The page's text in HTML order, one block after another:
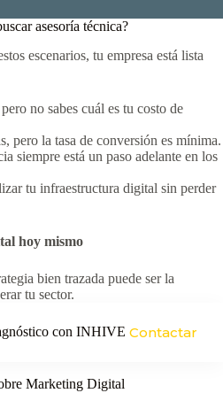
asesoría técnica?
escenarios, tu empresa está lista
no sabes cuál es tu costo de
pero la tasa de conversión es mínima.
siempre está un paso adelante en los
tu infraestructura digital sin perder
hoy mismo
bien trazada puede ser la
tu sector.
con INHIVE Contactar
Marketing Digital